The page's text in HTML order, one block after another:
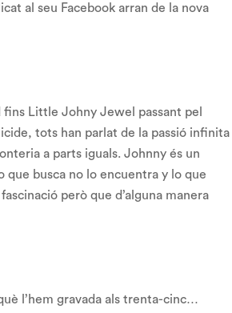
al seu Facebook arran de la nova
Little Johny Jewel passant pel
tots han parlat de la passió infinita
a parts iguals. Johnny és un
que busca no lo encuentra y lo que
però que d’alguna manera
l’hem gravada als trenta-cinc…